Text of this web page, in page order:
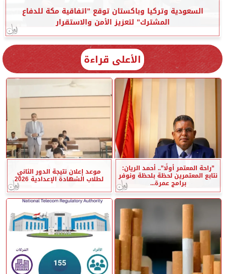
السعودية وتركيا وباكستان توقع ”اتفاقية مكة للدفاع
المشترك” لتعزيز الأمن والاستقرار
الأعلى قراءة
”راحة المعتمر أولًا”.. أحمد الريان:
نتابع المعتمرين لحظة بلحظة ونوفر
برامج عمرة...
موعد إعلان نتيجة الدور الثاني
لطلاب الشهادة الإعدادية 2026